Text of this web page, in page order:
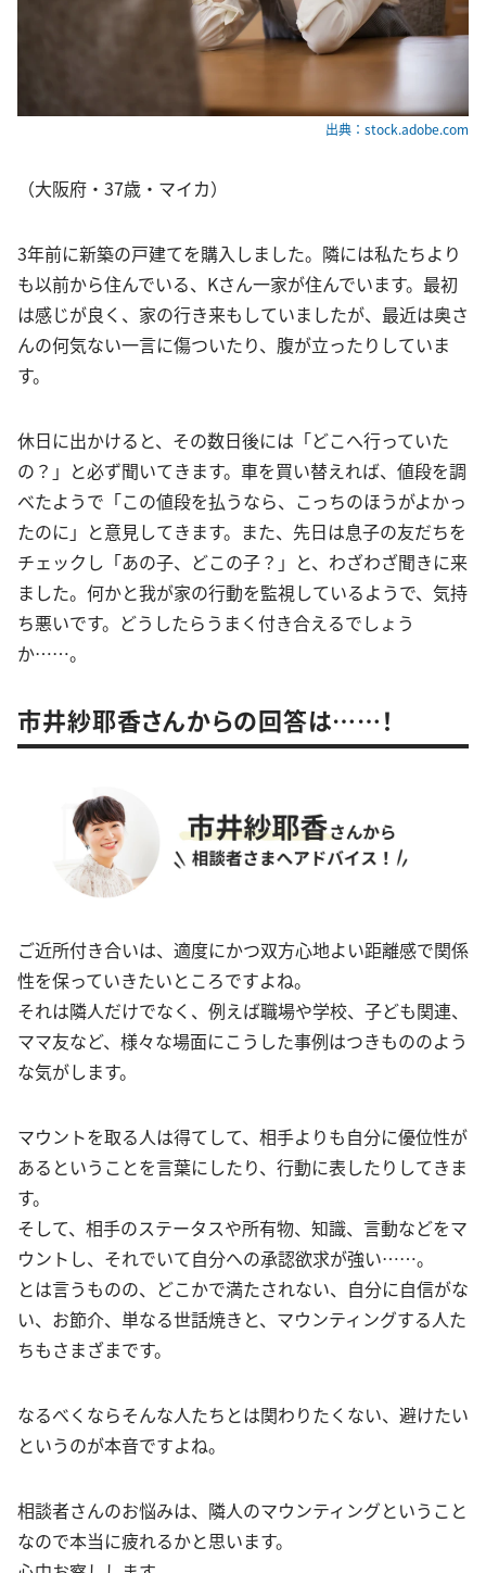
出典：stock.adobe.com
（大阪府・37歳・マイカ）
3年前に新築の戸建てを購入しました。隣には私たちより
も以前から住んでいる、Kさん一家が住んでいます。最初
は感じが良く、家の行き来もしていましたが、最近は奥さ
んの何気ない一言に傷ついたり、腹が立ったりしていま
す。
休日に出かけると、その数日後には「どこへ行っていた
の？」と必ず聞いてきます。車を買い替えれば、値段を調
べたようで「この値段を払うなら、こっちのほうがよかっ
たのに」と意見してきます。また、先日は息子の友だちを
チェックし「あの子、どこの子？」と、わざわざ聞きに来
ました。何かと我が家の行動を監視しているようで、気持
ち悪いです。どうしたらうまく付き合えるでしょう
か……。
市井紗耶香さんからの回答は……！
ご近所付き合いは、適度にかつ双方心地よい距離感で関係
性を保っていきたいところですよね。
それは隣人だけでなく、例えば職場や学校、子ども関連、
ママ友など、様々な場面にこうした事例はつきもののよう
な気がします。
マウントを取る人は得てして、相手よりも自分に優位性が
あるということを言葉にしたり、行動に表したりしてきま
す。
そして、相手のステータスや所有物、知識、言動などをマ
ウントし、それでいて自分への承認欲求が強い……。
とは言うものの、どこかで満たされない、自分に自信がな
い、お節介、単なる世話焼きと、マウンティングする人た
ちもさまざまです。
なるべくならそんな人たちとは関わりたくない、避けたい
というのが本音ですよね。
相談者さんのお悩みは、隣人のマウンティングということ
なので本当に疲れるかと思います。